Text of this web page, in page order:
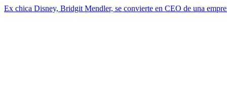
Ex chica Disney, Bridgit Mendler, se convierte en CEO de una